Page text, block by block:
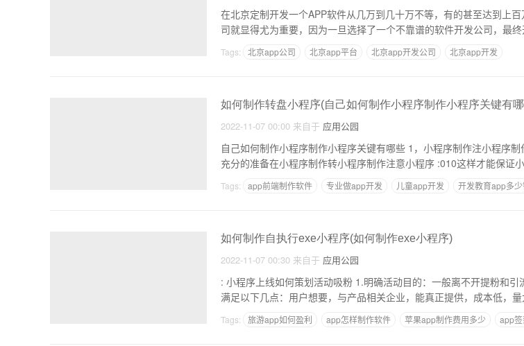
在北京定制开发一个APP软件从几万到几十万不等，有的甚至达到上
司就显得尤为重要，因为一旦选择了一个不靠谱的软件开发公司，最
Tags: 北京app公司 北京app平台 北京app开发公司 北京app开发
如何制作转盘小程序(自己如何制作小程序制作小程序关键有
2022-11-07 00:00 来自于 应用公园
自己如何制作小程序制作小程序关键有哪些 1，小程序制作注小程序制作是一个非常重要的过程，也要求你做好
充分的准备在小程序制作转小程序制作注意小程序 :010这样才能保证
Tags: app前端制作软件 专业做app开发 儿童app开发 开发教育app多少
如何制作自执行exe小程序(如何制作exe小程序)
2022-11-07 00:30 来自于 应用公园
: 小程序上线如何策划活动吸粉 1.明确活动目的：一般离不开提粉和引流两个目的。 2.确定活动奖品：奖品必须
Tags: 旅游app如何盈利 app怎样制作软件 苹果app制作费用多少 app